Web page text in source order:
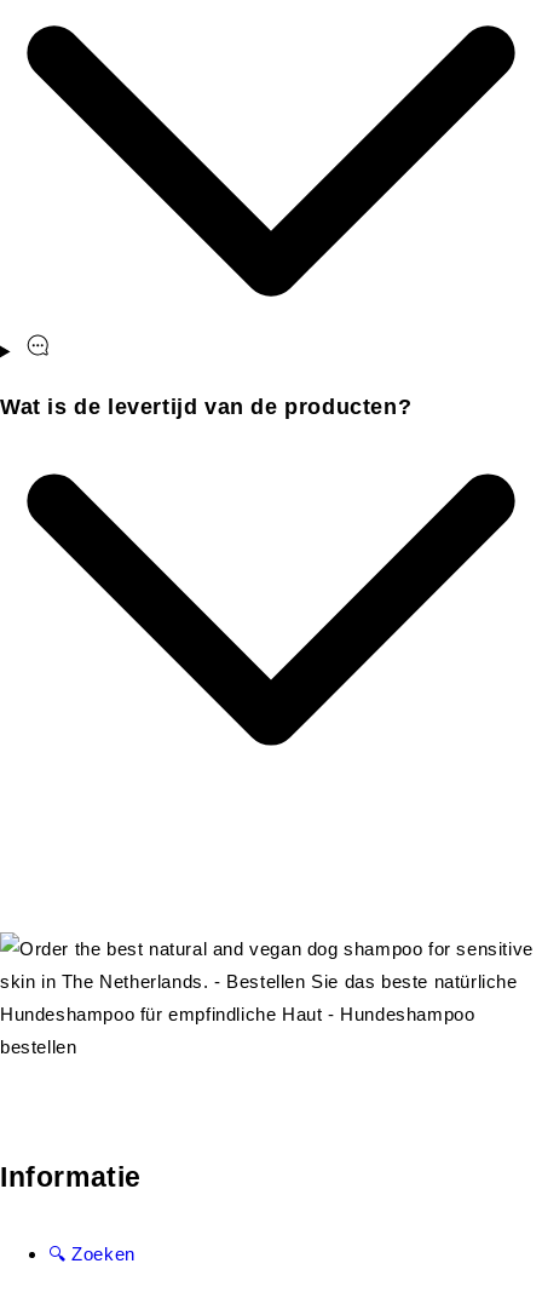
Wat is de levertijd van de producten?
Informatie
🔍 Zoeken